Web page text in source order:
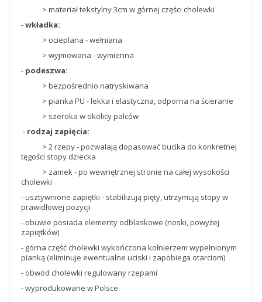
> materiał tekstylny 3cm w górnej części cholewki
-wkładka:
> ocieplana - wełniana
> wyjmowana - wymienna
- podeszwa:
> bezpośrednio natryskiwana
> pianka PU - lekka i elastyczna, odporna na ścieranie
> szeroka w okolicy palców
- rodzaj zapięcia:
> 2 rzepy - pozwalają dopasować bucika do konkretnej
tęgości stopy dziecka
> zamek - po wewnętrznej stronie na całej wysokości
cholewki
- usztywnione zapiętki - stabilizują pięty, utrzymują stopy w
prawidłowej pozycji
- obuwie posiada elementy odblaskowe (noski, powyżej
zapiętków)
- górna część cholewki wykończona kołnierzem wypełnionym
pianką (eliminuje ewentualne uciski i zapobiega otarciom)
- obwód cholewki regulowany rzepami
- wyprodukowane w Polsce